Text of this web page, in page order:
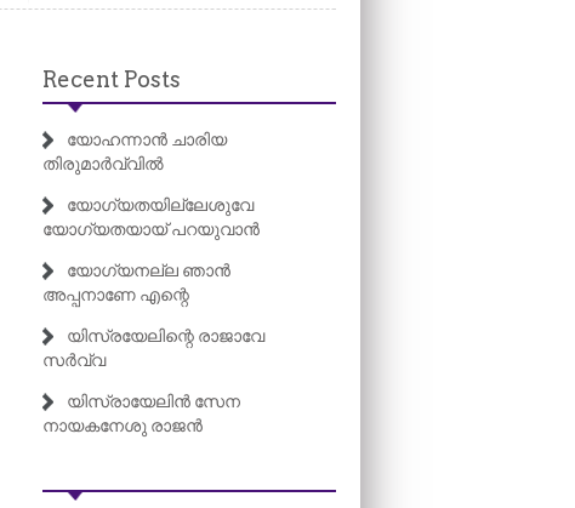
Recent Posts
യോഹന്നാൻ ചാരിയ
തിരുമാർവ്വിൽ
യോഗ്യതയില്ലേശുവേ
യോഗ്യതയായ് പറയുവാൻ
യോഗ്യനല്ല ഞാൻ
അപ്പനാണേ എന്റെ
യിസ്രയേലിന്റെ രാജാവേ
സർവ്വ
യിസ്രായേലിൻ സേന
നായകനേശു രാജൻ